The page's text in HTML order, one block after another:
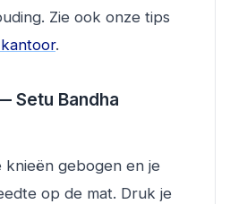
Zie ook onze tips
.
Setu Bandha
knieën gebogen en je
op de mat. Druk je